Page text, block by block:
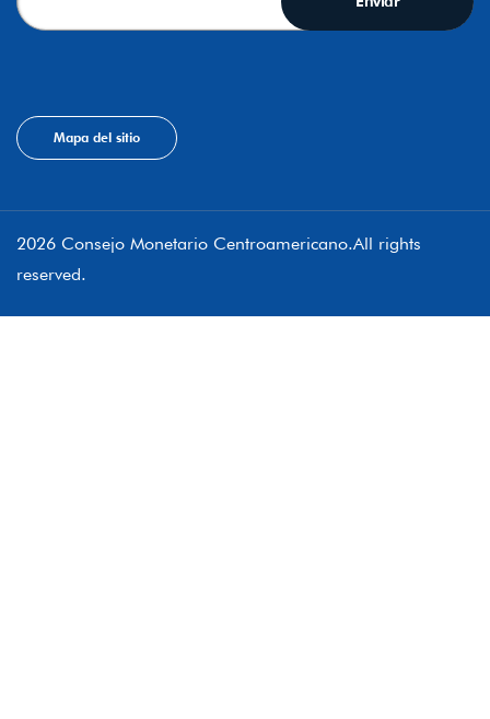
Mapa del sitio
2026 Consejo Monetario Centroamericano.All rights
reserved.